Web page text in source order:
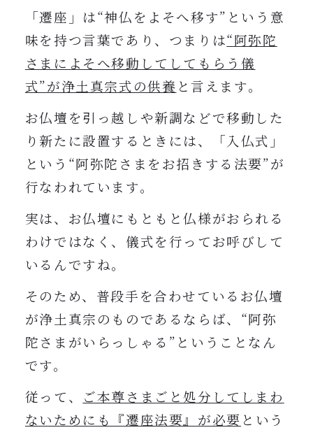
「遷座」は“神仏をよそへ移す”という意
味を持つ言葉であり、つまりは“阿弥陀
さまによそへ移動してしてもらう儀
式”が浄土真宗式の供養 と言えます。
お仏壇を引っ越しや新調などで移動した
り新たに設置するときには、「入仏式」
という“阿弥陀さまをお招きする法要”が
行なわれています。
実は、お仏壇にもともと仏様がおられる
わけではなく、儀式を行ってお呼びして
いるんですね。
そのため、普段手を合わせているお仏壇
が浄土真宗のものであるならば、“阿弥
陀さまがいらっしゃる”ということなん
です。
従って、
ご本尊さまごと処分してしまわ
ないためにも『遷座法要』が必要 という